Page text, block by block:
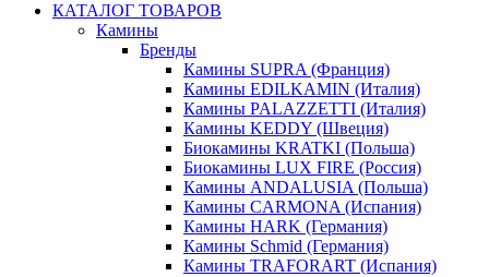
КАТАЛОГ ТОВАРОВ
Камины
Бренды
Камины SUPRA (Франция)
Камины EDILKAMIN (Италия)
Камины PALAZZETTI (Италия)
Камины KEDDY (Швеция)
Биокамины KRATKI (Польша)
Биокамины LUX FIRE (Россия)
Камины ANDALUSIA (Польша)
Камины CARMONA (Испания)
Камины HARK (Германия)
Камины Schmid (Германия)
Камины TRAFORART (Испания)